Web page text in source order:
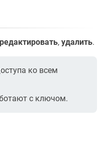
, удалить.
ко всем
с ключом.